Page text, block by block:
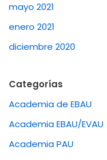
mayo 2021
enero 2021
diciembre 2020
Categorías
Academia de EBAU
Academia EBAU/EVAU
Academia PAU